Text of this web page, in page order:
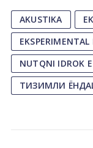
AKUSTIKA
NUTQNI IDROK
ТИЗИМЛИ